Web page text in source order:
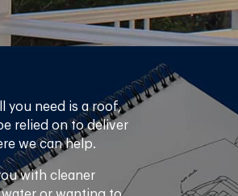
you need is a roof,
relied on to deliver
we can help.
with cleaner